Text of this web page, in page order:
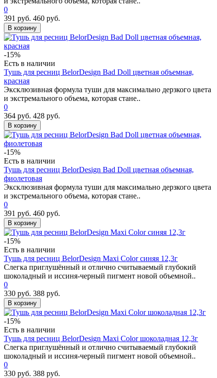
0
391 руб. 460 руб.
В корзину
-15%
Есть в наличии
Тушь для ресниц BelorDesign Bad Doll цветная объемная,
красная
Эксклюзивная формула туши для максимально дерзкого цвета
и экстремального объема, которая стане..
0
364 руб. 428 руб.
В корзину
-15%
Есть в наличии
Тушь для ресниц BelorDesign Bad Doll цветная объемная,
фиолетовая
Эксклюзивная формула туши для максимально дерзкого цвета
и экстремального объема, которая стане..
0
391 руб. 460 руб.
В корзину
-15%
Есть в наличии
Тушь для ресниц BelorDesign Maxi Color синяя 12,3г
Слегка приглушённый и отлично считываемый глубокий
шоколадный и иссиня-черный пигмент новой объемной..
0
330 руб. 388 руб.
В корзину
-15%
Есть в наличии
Тушь для ресниц BelorDesign Maxi Color шоколадная 12,3г
Слегка приглушённый и отлично считываемый глубокий
шоколадный и иссиня-черный пигмент новой объемной..
0
330 руб. 388 руб.